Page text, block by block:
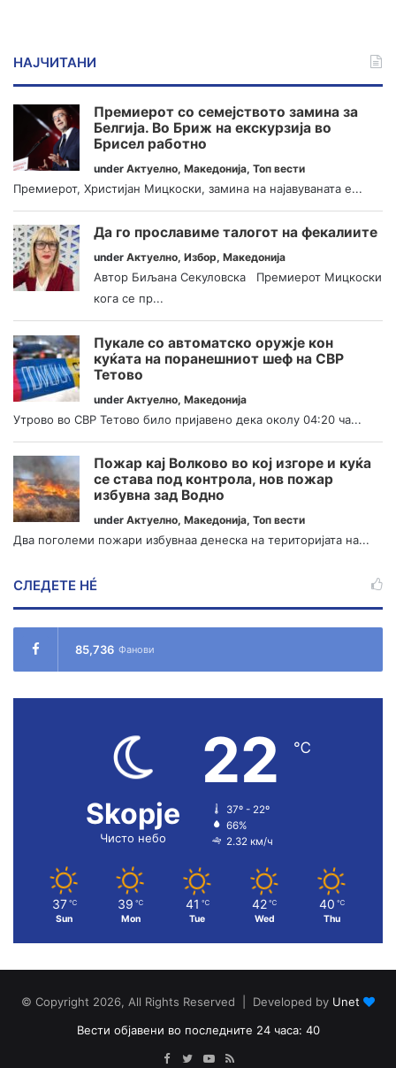
НАЈЧИТАНИ
Премиерот со семејството замина за
Белгија. Во Бриж на екскурзија во
Брисел работно
under Актуелно, Македонија, Топ вести
Премиерот, Христијан Мицкоски, замина на најавуваната е...
Да го прославиме талогот на фекалиите
under Актуелно, Избор, Македонија
Автор Биљана Секуловска Премиерот Мицкоски
кога се пр...
Пукале со автоматско оружје кон
куќата на поранешниот шеф на СВР
Тетово
under Актуелно, Македонија
Утрово во СВР Тетово било пријавено дека околу 04:20 ча...
Пожар кај Волково во кој изгоре и куќа
се става под контрола, нов пожар
избувна зад Водно
under Актуелно, Македонија, Топ вести
Два поголеми пожари избувнаа денеска на територијата на...
СЛЕДЕТЕ НÉ
85,736 Фанови
Skopje
Чисто небо
22 ℃
37º - 22º
66%
2.32 км/ч
37 ℃
Sun
39 ℃
Mon
41 ℃
Tue
42 ℃
Wed
40 ℃
Thu
© Copyright 2026, All Rights Reserved | Developed by Unet
Вести објавени во последните 24 часа: 40
Facebook
TwitterYouTube
RSS